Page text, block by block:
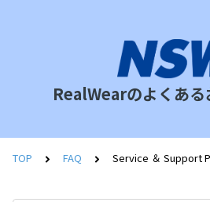
RealWearのよくあ
TOP FAQ Service ＆ Support